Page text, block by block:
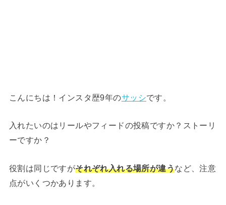
こんにちは！インスタ歴9年のサッシです。
入れたいのはリールやフィードの投稿ですか？ストーリ
ーですか？
役割は同じですがそれぞれ入れる場所が違うなど、注意
点がいくつかあります。